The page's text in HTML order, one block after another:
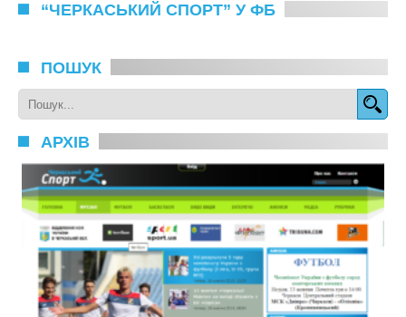
“ЧЕРКАСЬКИЙ СПОРТ” У ФБ
ПОШУК
АРХІВ